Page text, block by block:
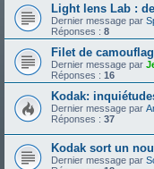
Light lens Lab :
Dernier message par
Réponses : 8
Filet de
Dernier message par
Réponses : 16
Kodak:
Dernier message par
Réponses : 37
Kodak sort un
Dernier message par